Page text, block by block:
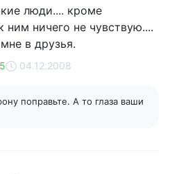
люди.... кроме
ничего не чувствую....
в друзья.
04.12.2008
поправьте. А то глаза ваши